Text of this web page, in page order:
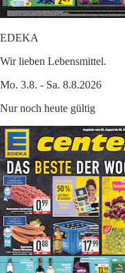
EDEKA
Wir lieben Lebensmittel.
Mo. 3.8. - Sa. 8.8.2026
Nur noch heute gültig